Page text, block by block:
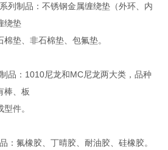
制品：不锈钢金属缠绕垫（外环、内
绕垫
棉垫、非石棉垫、包氟垫。
品：1010尼龙和MC尼龙两大类，品种
棒、板
件。
氟橡胶、丁晴胶、耐油胶、硅橡胶。